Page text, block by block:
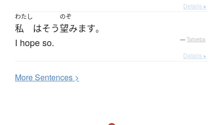
Details ▸
わたし
私 はそう
のぞ
望みます。
I hope so. — Tatoeba
Details ▸
MoreSentences >